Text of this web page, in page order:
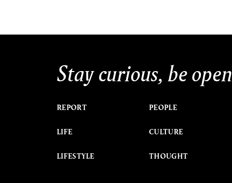
Stay curious, be open
REPORT
LIFE
LIFESTYLE
PEOPLE
CULTURE
THOUGHT